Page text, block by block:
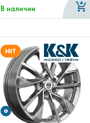
В наличии
HIT